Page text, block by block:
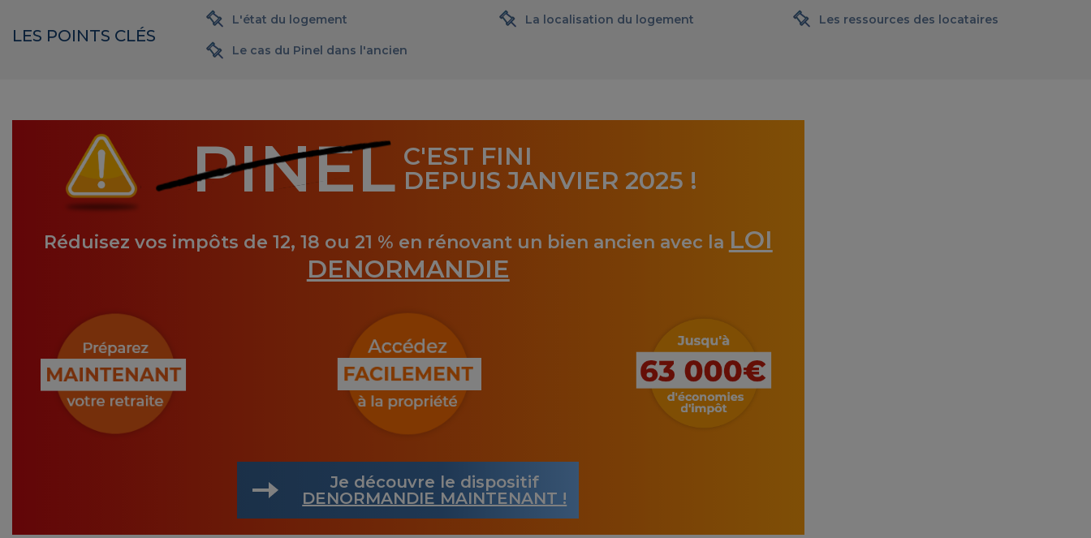
LES POINTS CLÉS
L'état du logement La localisation du logement Les ressources des locataires
Le cas du Pinel dans l'ancien
PINEL C'EST FINI
DEPUIS JANVIER 2025 !
Réduisez vos impôts de 12, 18 ou 21 % en rénovant un bien ancien avec la LOI
DENORMANDIE
Je découvre le dispositif
DENORMANDIE MAINTENANT !